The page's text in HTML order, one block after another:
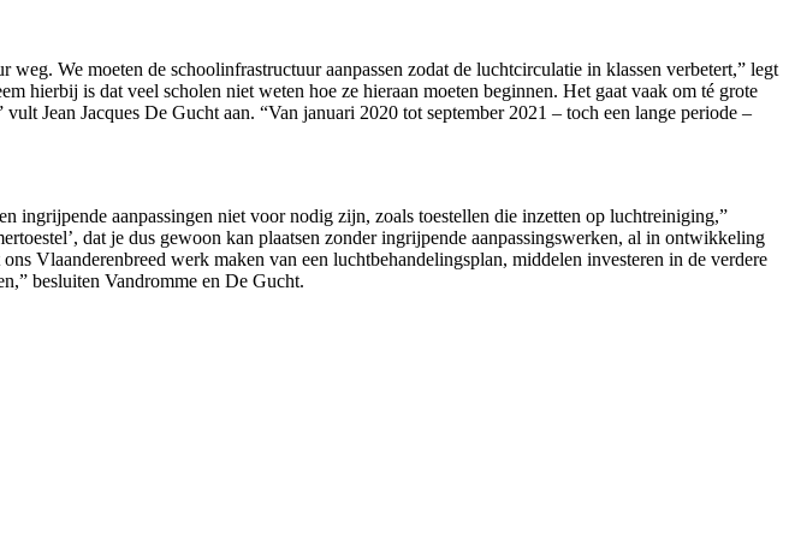
We moeten de schoolinfrastructuur aanpassen zodat de luchtcirculatie in klassen verbetert,” legt
hierbij is dat veel scholen niet weten hoe ze hieraan moeten beginnen. Het gaat vaak om té grote
Jean Jacques De Gucht aan. “Van januari 2020 tot september 2021 – toch een lange periode –
ingrijpende aanpassingen niet voor nodig zijn, zoals toestellen die inzetten op luchtreiniging,”
dat je dus gewoon kan plaatsen zonder ingrijpende aanpassingswerken, al in ontwikkeling
Vlaanderenbreed werk maken van een luchtbehandelingsplan, middelen investeren in de verdere
besluiten Vandromme en De Gucht.